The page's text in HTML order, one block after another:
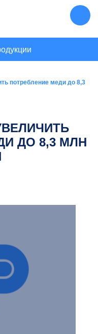
потребление меди до 8,3
ДО 8,3 МЛН